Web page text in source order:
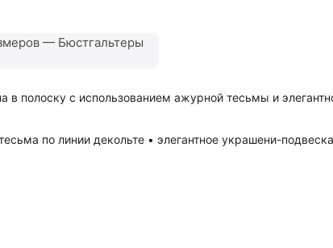
— Бюстгальтеры
в полоску с использованием ажурной тесьмы и
по линии декольте • элегантное украшени-